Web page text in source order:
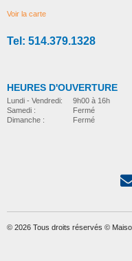
Voir la carte
Tel: 514.379.1328
HEURES D'OUVERTURE
Lundi - Vendredi:
Samedi :
Dimanche :
9h00 à 16h
Fermé
Fermé
© 2026 Tous droits réservés ©